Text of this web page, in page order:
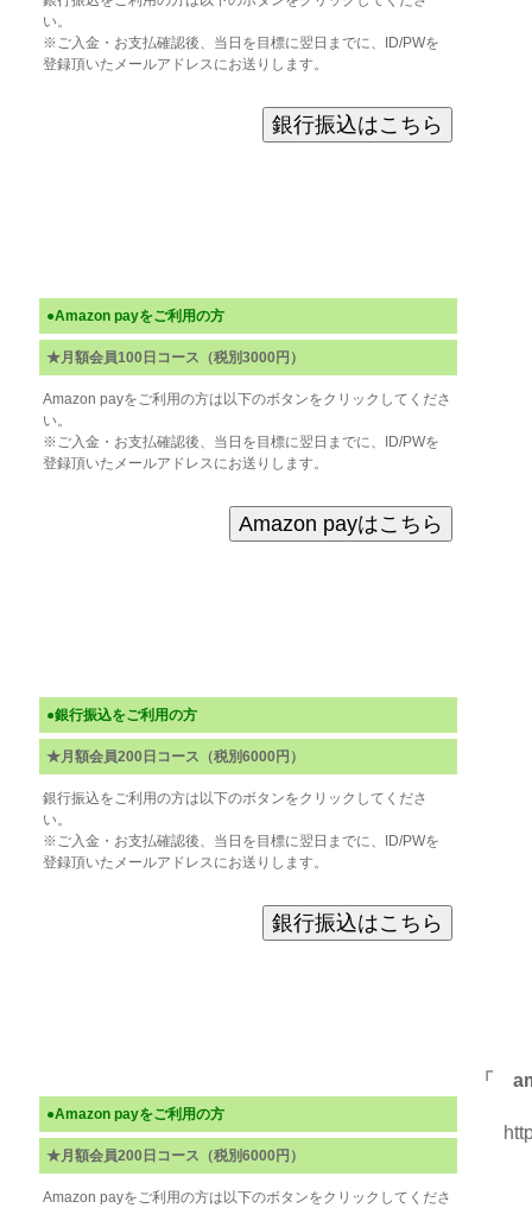
い。
※ご入金・お支払確認後、当日を目標に翌日までに、ID/PWを
登録頂いたメールアドレスにお送りします。
●Amazon payをご利用の方
★月額会員100日コース（税別3000円）
Amazon payをご利用の方は以下のボタンをクリックしてくださ
い。
※ご入金・お支払確認後、当日を目標に翌日までに、ID/PWを
登録頂いたメールアドレスにお送りします。
●銀行振込をご利用の方
★月額会員200日コース（税別6000円）
銀行振込をご利用の方は以下のボタンをクリックしてくださ
い。
※ご入金・お支払確認後、当日を目標に翌日までに、ID/PWを
登録頂いたメールアドレスにお送りします。
●Amazon payをご利用の方
★月額会員200日コース（税別6000円）
Amazon payをご利用の方は以下のボタンをクリックしてくださ
「